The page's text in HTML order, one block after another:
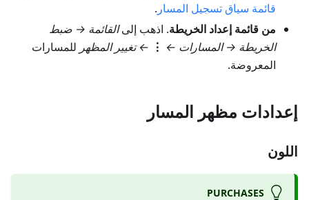
قائمة سياق تسجيل المسار .
من قائمة إعداد الخريطة. اذهب إلىالقائمة → ضبط
الخريطة → المسارات ←
⋮
←تغيير المظهر للمسارات
المعروضة.
إعدادات مظهر المسار
اللون
PURCHASES